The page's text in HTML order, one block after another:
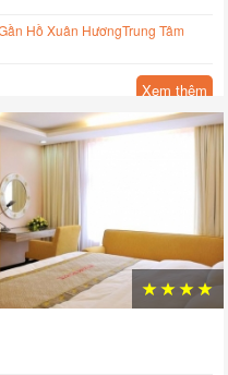
Hồ Xuân HươngTrung Tâm
Xem thêm